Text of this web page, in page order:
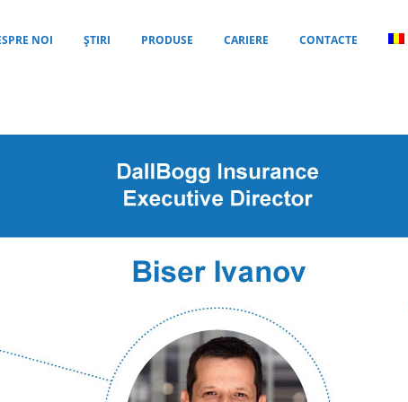
NOI ȘTIRI PRODUSE CARIERE CONTACTE